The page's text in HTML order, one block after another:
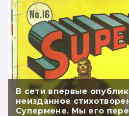
В сети впервые
неизданное
Супермене. Мы его